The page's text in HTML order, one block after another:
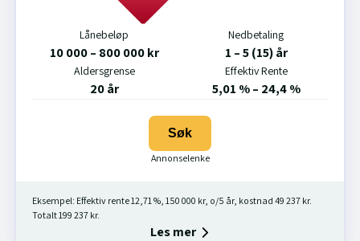
Lånebeløp
10 000 – 800 000 kr
Nedbetaling
1 – 5 (15) år
Aldersgrense
20 år
Effektiv Rente
5,01 % – 24,4 %
Søk
Eksempel: Effektiv rente 12,71 %, 150 000 kr, o/5 år, kostnad 49 237 kr.
Totalt 199 237 kr.
Les mer